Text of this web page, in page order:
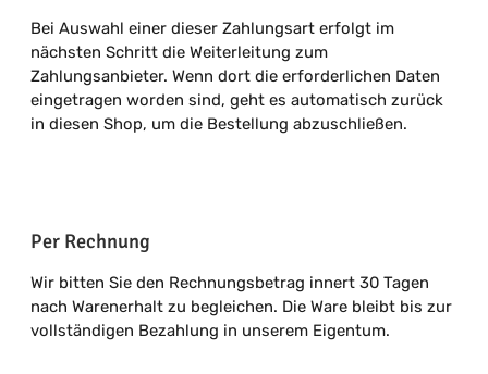
Bei Auswahl einer dieser Zahlungsart erfolgt im
nächsten Schritt die Weiterleitung zum
Zahlungsanbieter. Wenn dort die erforderlichen Daten
eingetragen worden sind, geht es automatisch zurück
in diesen Shop, um die Bestellung abzuschließen.
Per Rechnung
Wir bitten Sie den Rechnungsbetrag innert 30 Tagen
nach Warenerhalt zu begleichen. Die Ware bleibt bis zur
vollständigen Bezahlung in unserem Eigentum.